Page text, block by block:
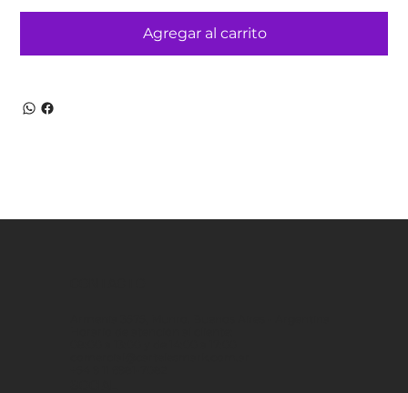
Agregar al carrito